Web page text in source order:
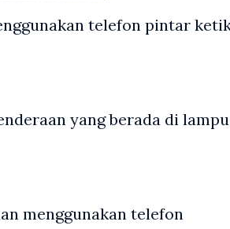
telefon pintar
yang berada di lampu
menggunakan telefon